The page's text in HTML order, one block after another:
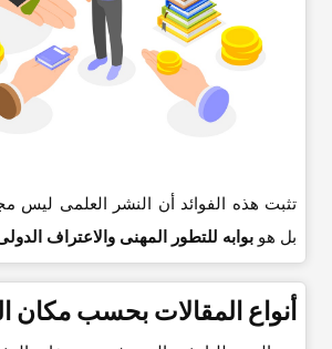
تثبت هذه الفوائد أن النشر العلمی لیس
بل هو بوابه للتطور المهنی والاعتراف
أنواع المقالات بحسب مکان